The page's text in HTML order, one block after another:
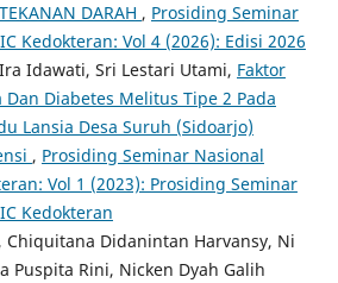
DARAH , Prosiding Seminar
Kedokteran: Vol 4 (2026): Edisi 2026
Idawati, Sri Lestari Utami, Faktor
Dan Diabetes Melitus Tipe 2 Pada
Lansia Desa Suruh (Sidoarjo)
, Prosiding Seminar Nasional
Vol 1 (2023): Prosiding Seminar
Kedokteran
Chiquitana Didanintan Harvansy, Ni
Puspita Rini, Nicken Dyah Galih